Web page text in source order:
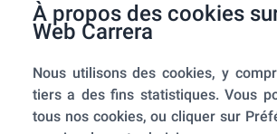
À propos des cookies
Web Carrera
Nous utilisons des cookies, y
tiers a des fins statistiques. Vous
tous nos cookies, ou cliquer sur
Mes commandes
A propos de nous
A propos
Mentions légales